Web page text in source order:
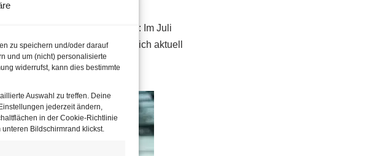
zu speichern und/oder darauf
und um (nicht) personalisierte
widerrufst, kann dies bestimmte
Auswahl zu treffen. Deine
jederzeit ändern,
in der Cookie-Richtlinie
Bildschirmrand klickst.
Licht am Ende des Tunnels: Im Juli
und “im August zeichnet sich aktuell
sagte er.